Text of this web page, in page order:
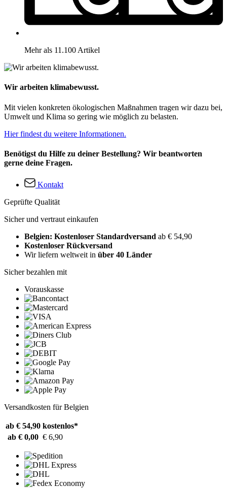
Mehr als 11.100 Artikel
Wir arbeiten klimabewusst.
Mit vielen konkreten ökologischen Maßnahmen tragen wir dazu bei,
Umwelt und Klima so gering wie möglich zu belasten.
Hier findest du weitere Informationen.
Benötigst du Hilfe zu deiner Bestellung? Wir beantworten
gerne deine Fragen.
Kontakt
Geprüfte Qualität
Sicher und vertraut einkaufen
Belgien: Kostenloser Standardversand ab € 54,90
Kostenloser Rückversand
Wir liefern weltweit in über 40 Länder
Sicher bezahlen mit
Vorauskasse
Versandkosten für Belgien
ab € 54,90 kostenlos*
ab € 0,00 € 6,90